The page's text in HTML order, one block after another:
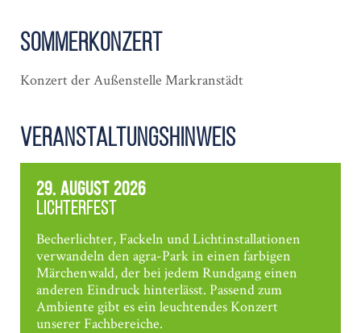
Sommerkonzert
Konzert der Außenstelle Markranstädt
Veranstaltungshinweis
29. August 2026
Lichterfest
Becherlichter, Fackeln und Lichtinstallationen
verwandeln den agra-Park in einen farbigen
Märchenwald, der bei jedem Rundgang einen
anderen Eindruck hinterlässt. Passend zum
Ambiente gibt es ein leuchtendes Konzert
unserer Fachbereiche.